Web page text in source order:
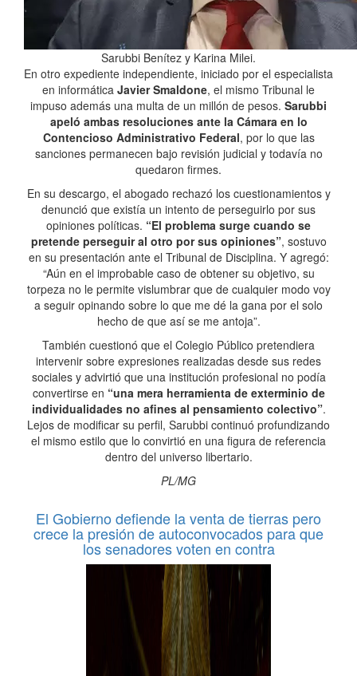
Sarubbi Benítez y Karina Milei.
En otro expediente independiente, iniciado por el especialista
en informática Javier Smaldone, el mismo Tribunal le
impuso además una multa de un millón de pesos. Sarubbi
apeló ambas resoluciones ante la Cámara en lo
Contencioso Administrativo Federal, por lo que las
sanciones permanecen bajo revisión judicial y todavía no
quedaron firmes.
En su descargo, el abogado rechazó los cuestionamientos y
denunció que existía un intento de perseguirlo por sus
opiniones políticas. “El problema surge cuando se
pretende perseguir al otro por sus opiniones”, sostuvo
en su presentación ante el Tribunal de Disciplina. Y agregó:
“Aún en el improbable caso de obtener su objetivo, su
torpeza no le permite vislumbrar que de cualquier modo voy
a seguir opinando sobre lo que me dé la gana por el solo
hecho de que así se me antoja”.
También cuestionó que el Colegio Público pretendiera
intervenir sobre expresiones realizadas desde sus redes
sociales y advirtió que una institución profesional no podía
convertirse en “una mera herramienta de exterminio de
individualidades no afines al pensamiento colectivo”.
Lejos de modificar su perfil, Sarubbi continuó profundizando
el mismo estilo que lo convirtió en una figura de referencia
dentro del universo libertario.
PL/MG
El Gobierno defiende la venta de tierras pero
crece la presión de autoconvocados para que
los senadores voten en contra